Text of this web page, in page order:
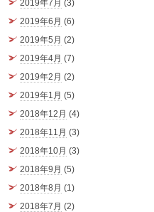
2019年7月 (3)
2019年6月 (6)
2019年5月 (2)
2019年4月 (7)
2019年2月 (2)
2019年1月 (5)
2018年12月 (4)
2018年11月 (3)
2018年10月 (3)
2018年9月 (5)
2018年8月 (1)
2018年7月 (2)